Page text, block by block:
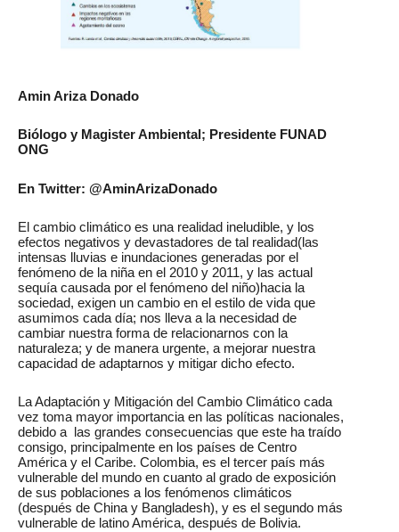
Amin Ariza Donado
Biólogo y Magister Ambiental; Presidente FUNAD
ONG
En Twitter: @AminArizaDonado
El cambio climático es una realidad ineludible, y los
efectos negativos y devastadores de tal realidad(las
intensas lluvias e inundaciones generadas por el
fenómeno de la niña en el 2010 y 2011, y las actual
sequía causada por el fenómeno del niño)hacia la
sociedad, exigen un cambio en el estilo de vida que
asumimos cada día; nos lleva a la necesidad de
cambiar nuestra forma de relacionarnos con la
naturaleza; y de manera urgente, a mejorar nuestra
capacidad de adaptarnos y mitigar dicho efecto.
La Adaptación y Mitigación del Cambio Climático cada
vez toma mayor importancia en las políticas nacionales,
debido a las grandes consecuencias que este ha traído
consigo, principalmente en los países de Centro
América y el Caribe. Colombia, es el tercer país más
vulnerable del mundo en cuanto al grado de exposición
de sus poblaciones a los fenómenos climáticos
(después de China y Bangladesh), y es el segundo más
vulnerable de latino América, después de Bolivia.